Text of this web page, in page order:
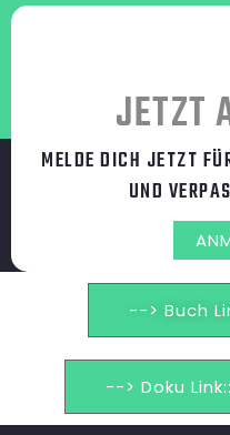
JETZT
MELDE DICH JETZT
UND
--> Buch
--> Doku